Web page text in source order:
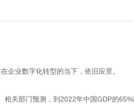
企业数字化转型的当下，依旧应景。
关部门预测，到2022年中国GDP的